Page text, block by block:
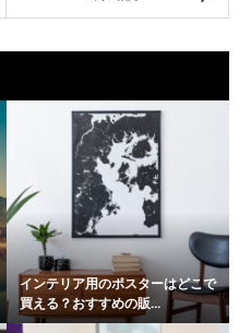
インテリア用のポスターはどこで
買える？おすすめの販...